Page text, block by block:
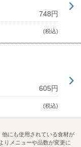
748円
(税込)
605円
(税込)
にも使用されている食材が
りメニューや品数が変更に